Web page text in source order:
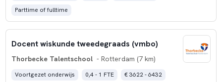
Parttime of fulltime
Docent wiskunde tweedegraads (vmbo)
Thorbecke Talentschool - Rotterdam (7 km)
Voortgezet onderwijs 0,4 - 1 FTE
€ 3622 - 6432